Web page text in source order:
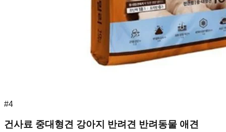
#4
건사료 중대형견 강아지 반려견 반려동물 애견